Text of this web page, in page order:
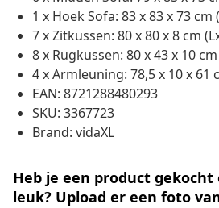
1 x Hoek Sofa: 83 x 83 x 73 cm
7 x Zitkussen: 80 x 80 x 8 cm
8 x Rugkussen: 80 x 43 x 10
4 x Armleuning: 78,5 x 10 x 61
EAN: 8721288480293
SKU: 3367723
Brand: vidaXL
Heb je een product
leuk? Upload er een foto